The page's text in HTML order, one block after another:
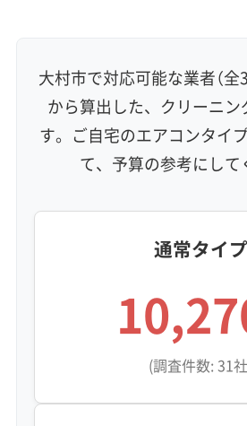
大村市で対応可能な業者（全
から算出した、クリーニ
す。ご自宅のエアコンタイ
て、予算の参考にして
通常タイプ
(調査件数: 31